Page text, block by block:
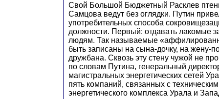
Свой Большой Бюджетный Расклев
Самцова ведут без оглядки. Путин
употребительных способа
должности. Первый: отдавать лакомые
людям. Так называемые
быть записаны на сына-дочку, на жену-
дружбана. Сквозь эту стену чужой не
по словам Путина, генеральный
магистральных энергетических сетей
пять компаний, связанных с
энергетического комплекса Урала и